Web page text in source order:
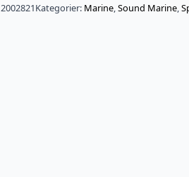
2002821Kategorier: Marine,Sound Marine,